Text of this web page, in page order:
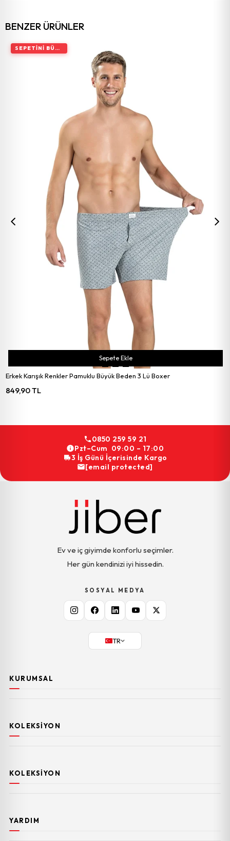
BENZER ÜRÜNLER
Erkek Karışık Renkler Pamuklu Büyük Beden 3 Lü Boxer
849,90 TL
Sepete Ekle
SEPETINI BÜYÜT, İNDIRIMI ARTIR
0850 259 59 21
Pzt–Cum 09:00 – 17:00
3 İş Günü İçerisinde Kargo
[email protected]
Ev ve iç giyimde konforlu seçimler.
Her gün kendinizi iyi hissedin.
SOSYAL MEDYA
TR
KURUMSAL
KOLEKSIYON
KOLEKSIYON
YARDIM